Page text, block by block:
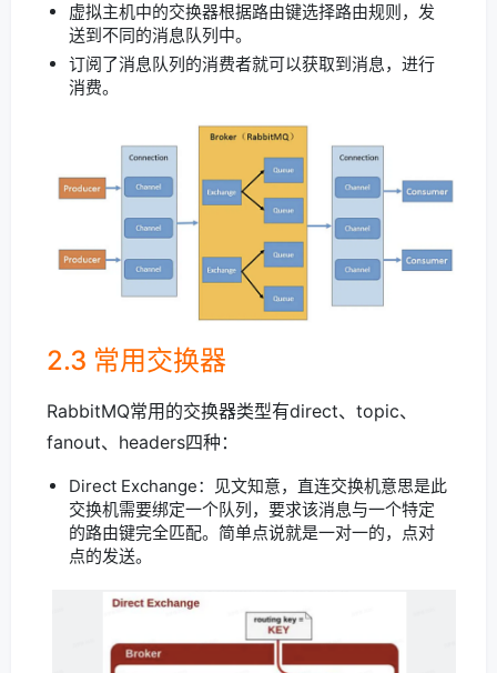
虚拟主机中的交换器根据路由键选择路由规则，发
送到不同的消息队列中。
订阅了消息队列的消费者就可以获取到消息，进行
消费。
2.3 常用交换器
RabbitMQ常用的交换器类型有direct、topic、
fanout、headers四种：
Direct Exchange：见文知意，直连交换机意思是此
交换机需要绑定一个队列，要求该消息与一个特定
的路由键完全匹配。简单点说就是一对一的，点对
点的发送。